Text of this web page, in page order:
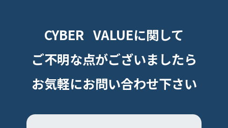
CYBER VALUEに関して
ご不明な点がございましたら
お気軽にお問い合わせ下さい